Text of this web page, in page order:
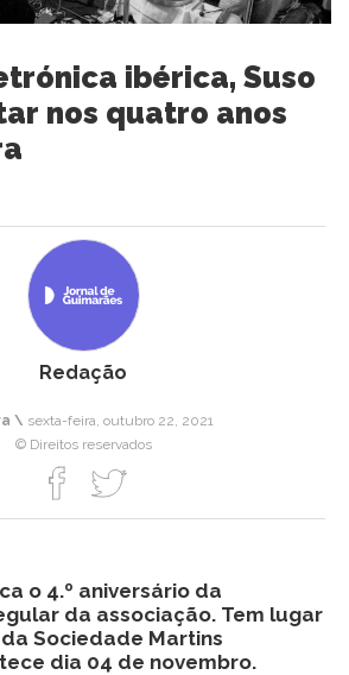
ibérica, Suso
nos quatro anos
Redação
\ sexta-feira, outubro 22, 2021
© Direitos reservados
o 4.º aniversário da
da associação. Tem lugar
Sociedade Martins
dia 04 de novembro.